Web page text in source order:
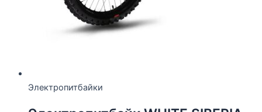
Электропитбайки